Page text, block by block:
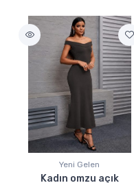
Yeni Gelen
Kadın omzu açık